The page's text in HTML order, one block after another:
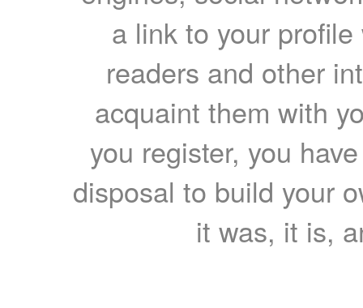
a link to your
readers and other
acquaint them with
you register, you
disposal to build your
it was, it is,